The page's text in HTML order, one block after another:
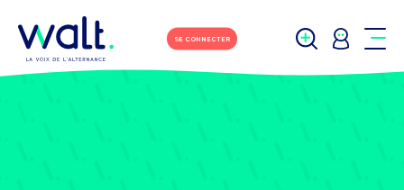
SE CONNECTER